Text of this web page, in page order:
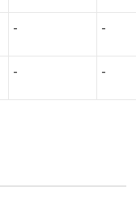
- -
- -